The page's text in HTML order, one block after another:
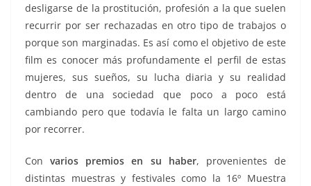
desligarse de la prostitución, profesión a la que suelen
recurrir por ser rechazadas en otro tipo de trabajos o
porque son marginadas. Es así como el objetivo de este
film es conocer más profundamente el perfil de estas
mujeres, sus sueños, su lucha diaria y su realidad
dentro de una sociedad que poco a poco está
cambiando pero que todavía le falta un largo camino
por recorrer.
Convarios premios en su haber, provenientes de
distintas muestras y festivales como la 16º Muestra